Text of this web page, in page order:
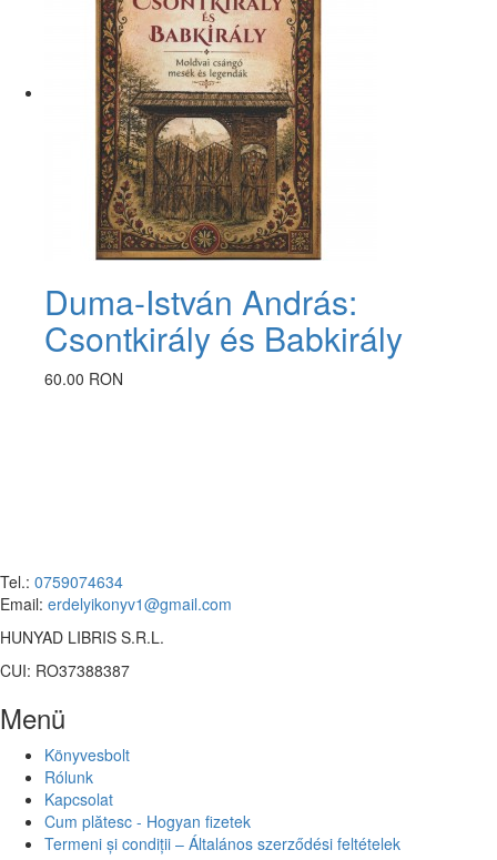
Duma-István András:
Csontkirály és Babkirály
60.00 RON
Tel.: 0759074634
Email: erdelyikonyv1@gmail.com
HUNYAD LIBRIS S.R.L.
CUI: RO37388387
Menü
Könyvesbolt
Rólunk
Kapcsolat
Cum plătesc - Hogyan fizetek
Termeni și condiții – Általános szerződési feltételek